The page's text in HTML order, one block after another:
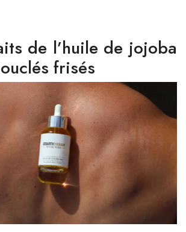
de l’huile de jojoba
frisés